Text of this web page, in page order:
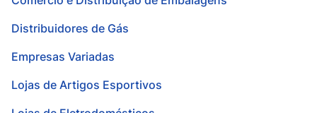
Distribuidores de Gás
Empresas Variadas
Lojas de Artigos Esportivos